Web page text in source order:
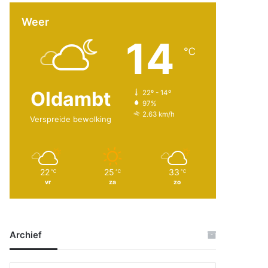
Weer
Oldambt
Verspreide bewolking
14 ℃
22º - 14º
97%
2.63 km/h
22 ℃
vr
25 ℃
za
33 ℃
zo
Archief